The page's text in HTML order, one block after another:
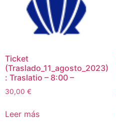
Ticket
(Traslado_11_agosto_2023)
: Traslatio – 8:00 –
30,00 €
Leer más